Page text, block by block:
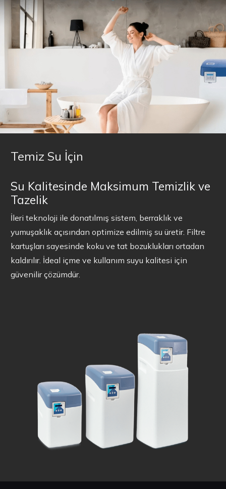
Temiz Su İçin
Su Kalitesinde Maksimum Temizlik ve
Tazelik
İleri teknoloji ile donatılmış sistem, berraklık ve
yumuşaklık açısından optimize edilmiş su üretir. Filtre
kartuşları sayesinde koku ve tat bozuklukları ortadan
kaldırılır. İdeal içme ve kullanım suyu kalitesi için
güvenilir çözümdür.